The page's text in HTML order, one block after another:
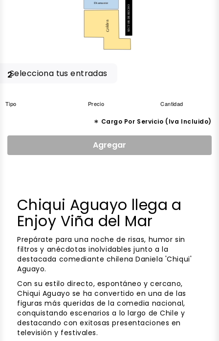
Diamante
SECTOR DERECHO
Golden
Selecciona tus entradas
2
Tipo Precio Cantidad
* Cargo Por Servicio (Iva Incluido)
Agregar
Chiqui Aguayo llega a
Enjoy Viña del Mar
Prepárate para una noche de risas, humor sin
filtros y anécdotas inolvidables junto a la
destacada comediante chilena Daniela 'Chiqui'
Aguayo.
Con su estilo directo, espontáneo y cercano,
Chiqui Aguayo se ha convertido en una de las
figuras más queridas de la comedia nacional,
conquistando escenarios a lo largo de Chile y
destacando con exitosas presentaciones en
televisión y festivales.